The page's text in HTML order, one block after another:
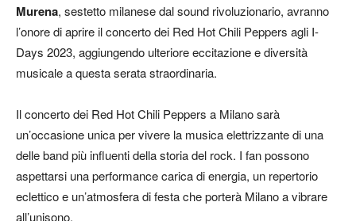
Murena, sestetto milanese dal sound rivoluzionario, avranno
l’onore di aprire il concerto dei Red Hot Chili Peppers agli I-
Days 2023, aggiungendo ulteriore eccitazione e diversità
musicale a questa serata straordinaria.
Il concerto dei Red Hot Chili Peppers a Milano sarà
un’occasione unica per vivere la musica elettrizzante di una
delle band più influenti della storia del rock. I fan possono
aspettarsi una performance carica di energia, un repertorio
eclettico e un’atmosfera di festa che porterà Milano a vibrare
all’unisono.